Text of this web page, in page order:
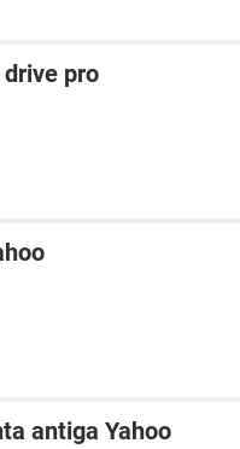
pro
antiga Yahoo